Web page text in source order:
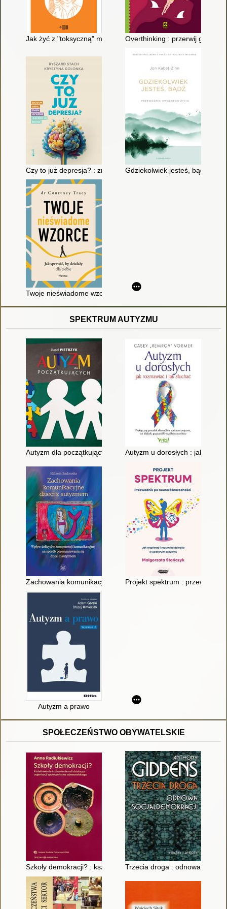
Jak żyć z "toksyczną" matką Overthinking : przerwij gonitwę
Czy to już depresja? : zrozum siebie, zmień myślenie i zacznij
Gdziekolwiek jesteś, bądź :
Twoje nieświadome wzorce : jak sprawić, by działały dla ciebie
SPEKTRUM AUTYZMU
Autyzm dla początkujących Autyzm u dorosłych : jak
Zachowania komunikacyjne dzieci z autyzmem : wpływ
Projekt spektrum : przewodnik
Autyzm a prawo
SPOŁECZEŃSTWO OBYWATELSKIE
Szkoły demokracji? : kształtowanie i rozumienie roli
Trzecia droga : odnowa